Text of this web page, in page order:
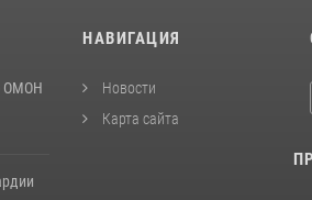
ОМОН
НАВИГАЦИЯ
Новости
Карта сайта